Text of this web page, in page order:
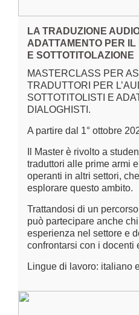
LA TRADUZIONE
ADATTAMENTO PER IL
E SOTTOTITOLAZIONE
MASTERCLASS PER
TRADUTTORI PER
SOTTOTITOLISTI E
DIALOGHISTI.
A partire dal 1° ottobre
Il Master è rivolto a
traduttori alle prime armi
operanti in altri settori,
esplorare questo ambito.
Trattandosi di un
può partecipare anche
esperienza nel settore e
confrontarsi con i docenti
Lingue di lavoro: italiano